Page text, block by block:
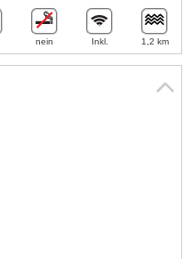
nein Inkl. 1,2 km